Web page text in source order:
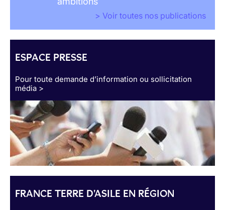
> Voir toutes nos publications
ESPACE PRESSE
Pour toute demande d’information ou sollicitation
média >
FRANCE TERRE D'ASILE EN RÉGION